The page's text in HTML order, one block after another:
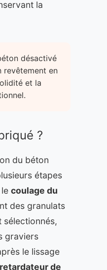
la
désactivé
revêtement en
et la
?
du béton
étapes
coulage du
des granulats
sélectionnés,
graviers
le lissage
de